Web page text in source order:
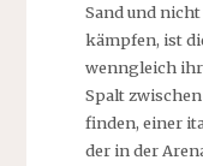
Sand und
kämpfen, ist
wenngleich
Spalt
finden, einer
der in der